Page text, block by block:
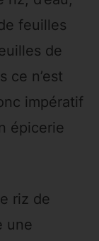
feuilles
de
ce n’est
impératif
épicerie
riz de
une